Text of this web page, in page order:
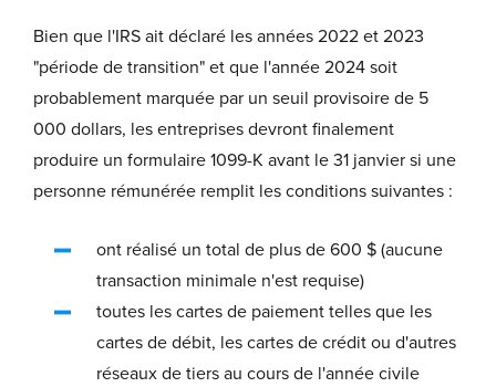
Bien que l'IRS ait déclaré les années 2022 et 2023
"période de transition" et que l'année 2024 soit
probablement marquée par un seuil provisoire de 5
000 dollars, les entreprises devront finalement
produire un formulaire 1099-K avant le 31 janvier si une
personne rémunérée remplit les conditions suivantes :
ont réalisé un total de plus de 600 $ (aucune
transaction minimale n'est requise)
toutes les cartes de paiement telles que les
cartes de débit, les cartes de crédit ou d'autres
réseaux de tiers au cours de l'année civile